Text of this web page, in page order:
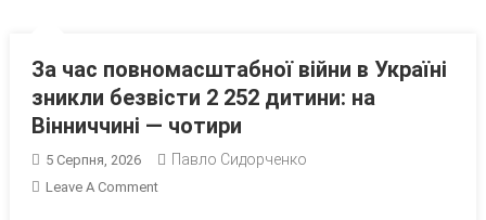
За час повномасштабної війни в Україні
зникли безвісти 2 252 дитини: на
Вінниччині — чотири
5 Серпня, 2026 Павло Сидорченко
Leave A CommentOn